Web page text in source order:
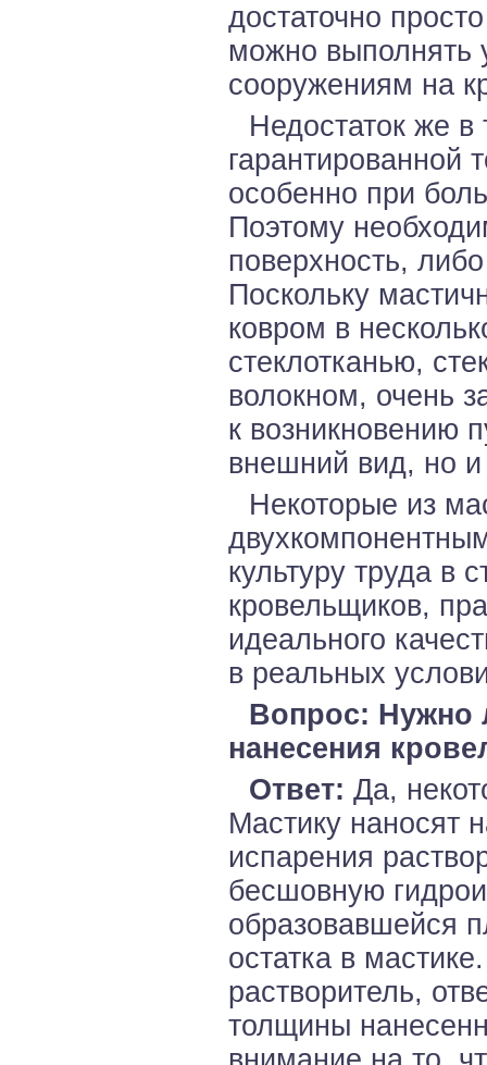
достаточно
можно выполнять
сооружениям на
Недостаток же в
особенно при
Поэтому
поверхность,
Поскольку
ковром в
стеклотканью,
волокном, очень
к возникновению
внешний вид, но и
Некоторые из
культуру труда в
кровельщиков,
идеального
в реальных
Вопрос: Нужно
нанесения
Ответ: Да,
Мастику наносят
испарения
бесшовную
образовавшейся
остатка в
растворитель,
толщины